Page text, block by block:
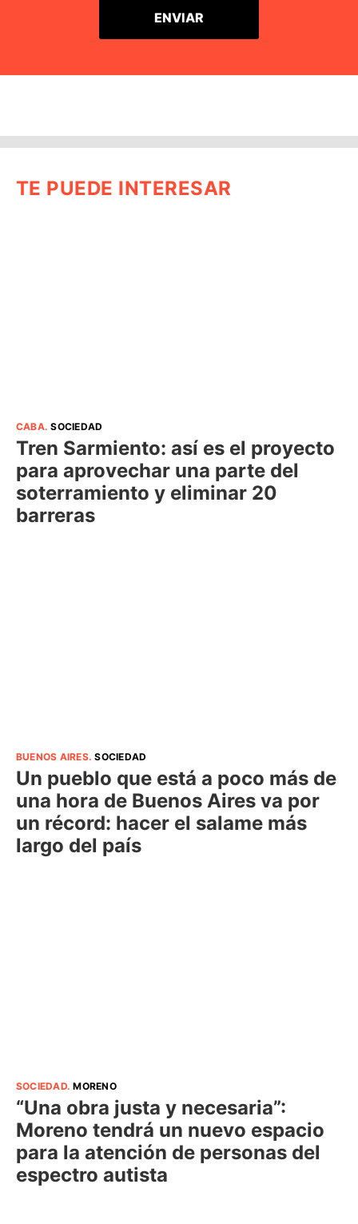
TE PUEDE INTERESAR
CABA.SOCIEDAD
Tren Sarmiento: así es el proyecto
para aprovechar una parte del
soterramiento y eliminar 20
barreras
BUENOS AIRES.SOCIEDAD
Un pueblo que está a poco más de
una hora de Buenos Aires va por
un récord: hacer el salame más
largo del país
SOCIEDAD.MORENO
“Una obra justa y necesaria”:
Moreno tendrá un nuevo espacio
para la atención de personas del
espectro autista